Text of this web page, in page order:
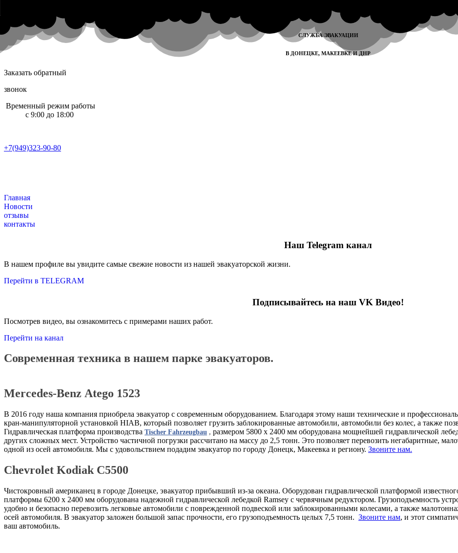
СЛУЖБА ЭВАКУАЦИИ
В ДОНЕЦКЕ, МАКЕЕВКЕ И ДНР
Заказать обратный
звонок
Временный режим работы
с 9:00 до 18:00
+7(949)323-90-80
Главная
Новости
отзывы
контакты
Наш Telegram канал
В нашем профиле вы увидите самые свежие новости из нашей эвакуаторской жизни.
Перейти в TELEGRAM
Подписывайтесь на наш VK Видео!
Посмотрев видео, вы ознакомитесь с примерами наших работ.
Перейти на канал
Современная техника в нашем парке эвакуаторов.
Mercedes-Benz Atego 1523
В 2016 году наша компания приобрела эвакуатор с современным оборудованием. Благодаря этому наши технические и
кран-манипуляторной установкой HIAB, который позволяет грузить заблокированные автомобили, автомобили без колес, а также
Гидравлическая платформа производства Tischer Fahrzeugbau , размером 5800 х 2400 мм оборудована мощнейшей гидравлической
других сложных мест. Устройство частичной погрузки рассчитано на массу до 2,5 тонн. Это позволяет перевозить негабаритные,
одной из осей автомобиля. Мы с удовольствием подадим эвакуатор по городу Донецк, Макеевка и региону. Звоните нам.
Chevrolet Kodiak C5500
Чистокровный американец в городе Донецке, эвакуатор прибывший из-за океана. Оборудован гидравлической платформой
платформы 6200 х 2400 мм оборудована надежной гидравлической лебедкой Ramsey c червячным редуктором. Грузоподъемность у
удобно и безопасно перевозить легковые автомобили с поврежденной подвеской или заблокированными колесами, а также
осей автомобиля. В эвакуатор заложен большой запас прочности, его грузоподъемность целых 7,5 тонн. Звоните нам, и этот
ваш автомобиль.